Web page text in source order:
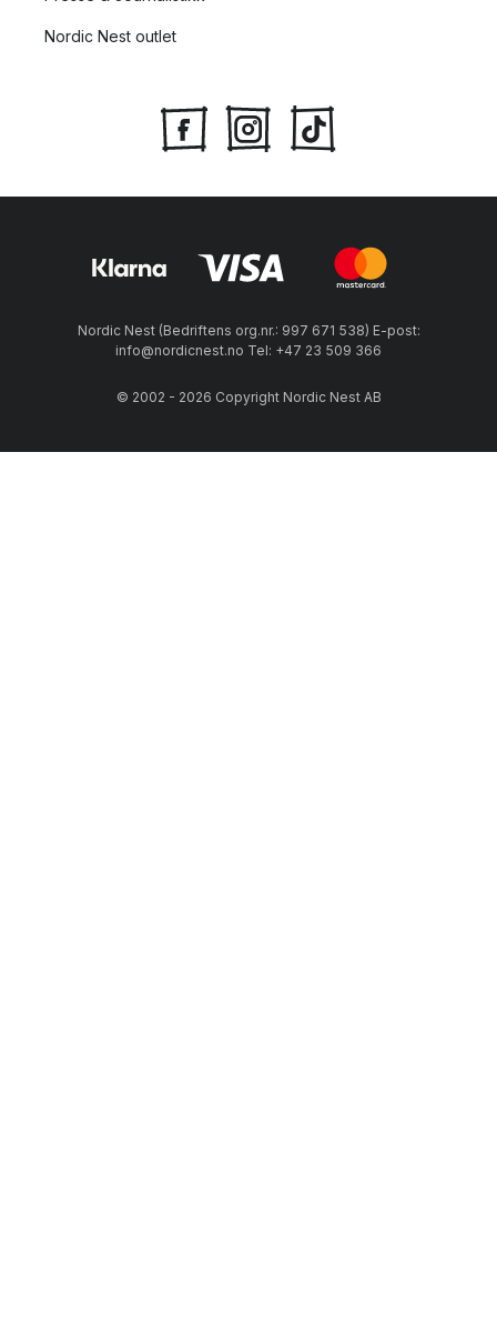
Nordic Nest outlet
Nordic Nest (Bedriftens org.nr.: 997 671 538) E-post:
info@nordicnest.no Tel: +47 23 509 366
© 2002 - 2026 Copyright Nordic Nest AB